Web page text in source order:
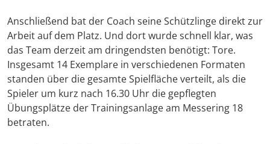
Anschließend bat der Coach seine Schützlinge direkt zur
Arbeit auf dem Platz. Und dort wurde schnell klar, was
das Team derzeit am dringendsten benötigt: Tore.
Insgesamt 14 Exemplare in verschiedenen Formaten
standen über die gesamte Spielfläche verteilt, als die
Spieler um kurz nach 16.30 Uhr die gepflegten
Übungsplätze der Trainingsanlage am Messering 18
betraten.